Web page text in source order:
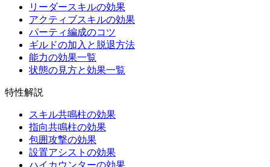
リーダースキルの効果
アクティブスキルの効果
パーティ編成のコツ
ギルドの加入と脱退方法
能力の効果一覧
状態の見方と効果一覧
特性解説
スキル共鳴柱の効果
指向共鳴柱の効果
包囲攻撃の効果
設置アシストの効果
ハイカウンターの効果